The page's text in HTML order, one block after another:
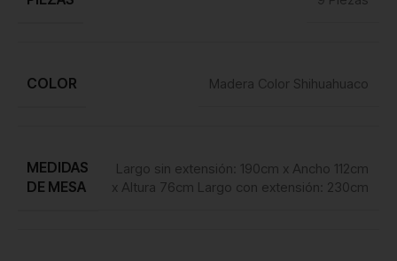
COLOR Madera Color Shihuahuaco
MEDIDAS
DE MESA
Largo sin extensión: 190cm x Ancho 112cm
x Altura 76cm Largo con extensión: 230cm